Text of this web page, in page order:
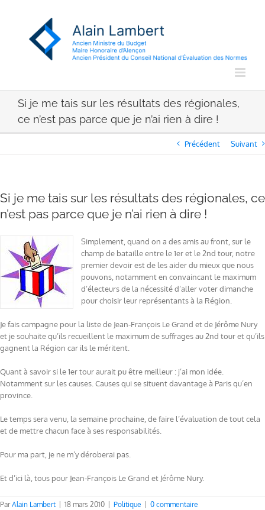
Si je me tais sur les résultats des régionales,
ce n’est pas parce que je n’ai rien à dire !
Précédent Suivant
Si je me tais sur les résultats des régionales, ce
n’est pas parce que je n’ai rien à dire !
Simplement, quand on a des amis au front, sur le
champ de bataille entre le 1er et le 2nd tour, notre
premier devoir est de les aider du mieux que nous
pouvons, notamment en convaincant le maximum
d’électeurs de la nécessité d’aller voter dimanche
pour choisir leur représentants à la Région.
Je fais campagne pour la liste de Jean-François Le Grand et de Jérôme Nury
et je souhaite qu’ils recueillent le maximum de suffrages au 2nd tour et qu’ils
gagnent la Région car ils le méritent.
Quant à savoir si le 1er tour aurait pu être meilleur : j’ai mon idée.
Notamment sur les causes. Causes qui se situent davantage à Paris qu’en
province.
Le temps sera venu, la semaine prochaine, de faire l’évaluation de tout cela
et de mettre chacun face à ses responsabilités.
Pour ma part, je ne m’y déroberai pas.
Et d’ici là, tous pour Jean-François Le Grand et Jérôme Nury.
ParAlain Lambert 18 mars 2010 Politique 0 commentaire